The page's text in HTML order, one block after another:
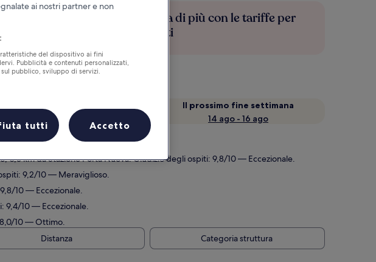
ogni notte di
Risparmia di più con le tariffe per
soli iscritti
7 ago - 9 ago
Il prossimo fine settimana
14 ago - 16 ago
0,3 km da Stazione Porta Nuova. Giudizio degli ospiti: 9,8/10 — Eccezionale.
9,2/10 — Meraviglioso.
10 — Eccezionale.
9,4/10 — Eccezionale.
8,0/10 — Ottimo.
Distanza Categoria struttura
ai nostri partner e non
del dispositivo ai fini
Pubblicità e contenuti personalizzati,
pubblico, sviluppo di servizi.
tutti Accetto